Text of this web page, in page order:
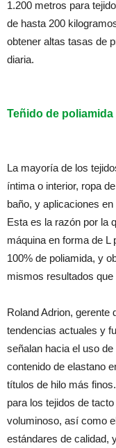
1.200 metros para
de hasta 200
obtener altas tasas de
diaria.
Teñido de poliamida
La mayoría de los
íntima o interior, ropa de
baño, y aplicaciones
Esta es la razón por la
máquina en forma de L
100% de poliamida, y
mismos resultados
Roland Adrion, gerente
tendencias actuales y
señalan hacia el uso
contenido de elastano
títulos de hilo más
para los tejidos de tacto
voluminoso, así como
estándares de calidad,